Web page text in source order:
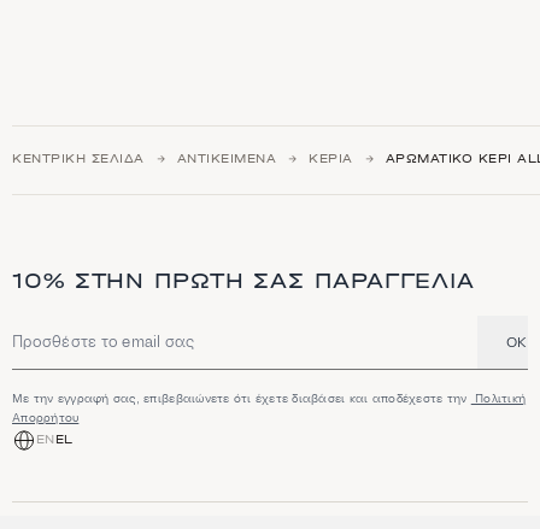
ΚΕΝΤΡΙΚΉ ΣΕΛΊΔΑ ΑΝΤΙΚΕΊΜΕΝΑ ΚΕΡΙΆ ΑΡΩΜΑΤΙΚΌ ΚΕΡΊ
10% ΣΤΗΝ ΠΡΏΤΗ ΣΑΣ ΠΑΡΑΓΓΕΛΊΑ
Διεύθυνση email OK
Με την εγγραφή σας, επιβεβαιώνετε ότι έχετε διαβάσει και αποδέχεστε την
Πολιτική
Απορρήτου
EN EL